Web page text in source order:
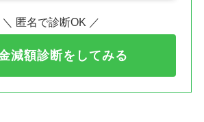
＼ 匿名で診断OK ／
減額診断をしてみる